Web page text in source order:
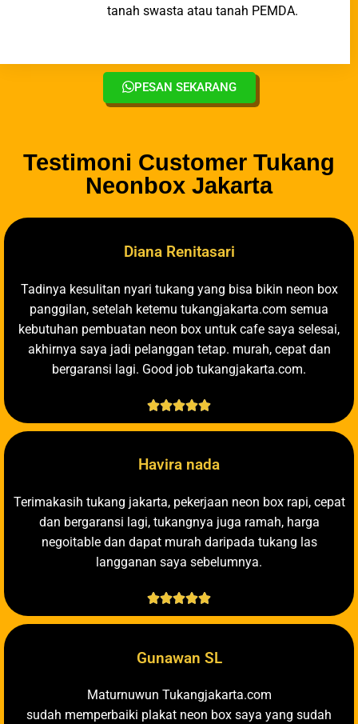
tanah swasta atau tanah PEMDA.
PESAN SEKARANG
Testimoni Customer Tukang
Neonbox Jakarta
Diana Renitasari
Tadinya kesulitan nyari tukang yang bisa bikin neon box
panggilan, setelah ketemu tukangjakarta.com semua
kebutuhan pembuatan neon box untuk cafe saya selesai,
akhirnya saya jadi pelanggan tetap. murah, cepat dan
bergaransi lagi. Good job tukangjakarta.com.

Havira nada
Terimakasih tukang jakarta, pekerjaan neon box rapi, cepat
dan bergaransi lagi, tukangnya juga ramah, harga
negoitable dan dapat murah daripada tukang las
langganan saya sebelumnya.

Gunawan SL
Maturnuwun Tukangjakarta.com
sudah memperbaiki plakat neon box saya yang sudah